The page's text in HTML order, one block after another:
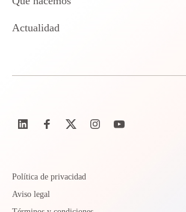
Actualidad
Política de privacidad
Aviso legal